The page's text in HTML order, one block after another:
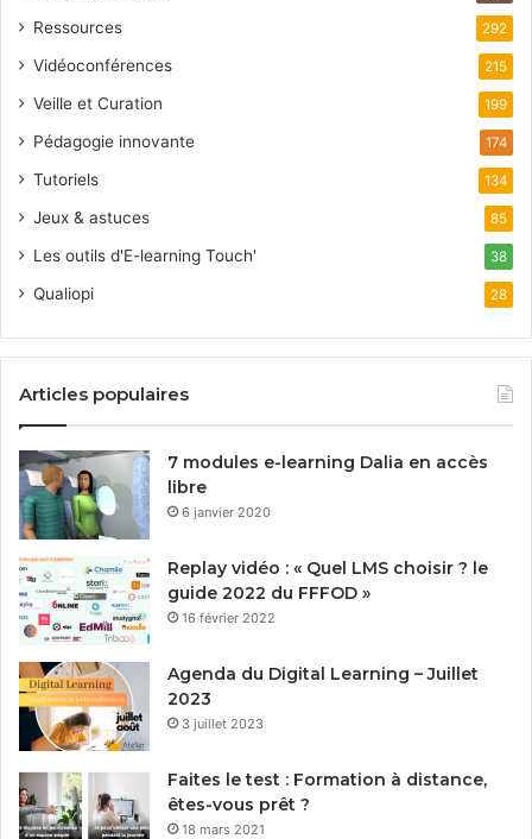
Ressources 292
Vidéoconférences 215
Veille et Curation 199
Pédagogie innovante 174
Tutoriels 134
Jeux & astuces 85
Les outils d'E-learning Touch' 38
Qualiopi 28
Articles populaires
7 modules e-learning Dalia en accès
libre
6 janvier 2020
Replay vidéo : « Quel LMS choisir ? le
guide 2022 du FFFOD »
16 février 2022
Agenda du Digital Learning – Juillet
2023
3 juillet 2023
Faites le test : Formation à distance,
êtes-vous prêt ?
18 mars 2021